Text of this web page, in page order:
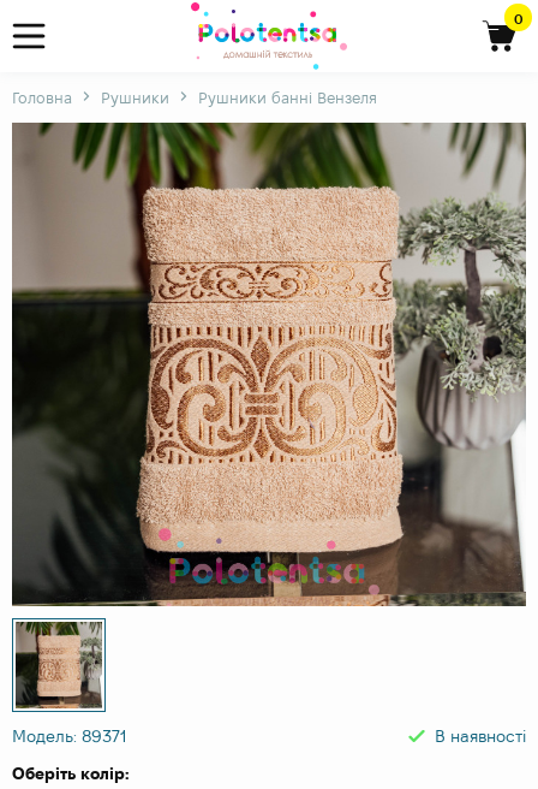
0
Головна Рушники Рушники банні Вензеля
Модель: 89371
В наявності
Оберіть колір: